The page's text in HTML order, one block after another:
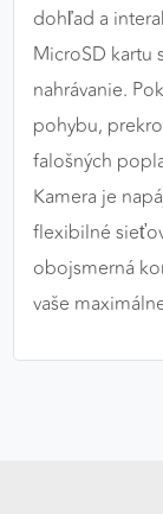
dohľad a
MicroSD kartu
nahrávanie.
pohybu,
falošných
Kamera je
flexibilné
obojsmerná
vaše